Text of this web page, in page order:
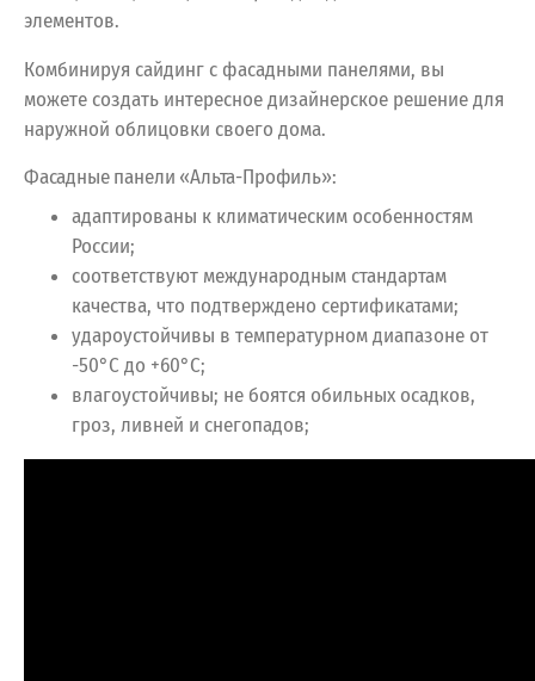
элементов.
Комбинируя сайдинг с фасадными панелями, вы
можете создать интересное дизайнерское решение для
наружной облицовки своего дома.
Фасадные панели «Альта-Профиль»:
адаптированы к климатическим особенностям
России;
соответствуют международным стандартам
качества, что подтверждено сертификатами;
удароустойчивы в температурном диапазоне от
-50°С до +60°С;
влагоустойчивы; не боятся обильных осадков,
гроз, ливней и снегопадов;